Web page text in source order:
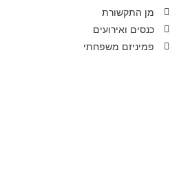
מן התקשורת
כנסים ואירועים
פמיניזם משפחתי